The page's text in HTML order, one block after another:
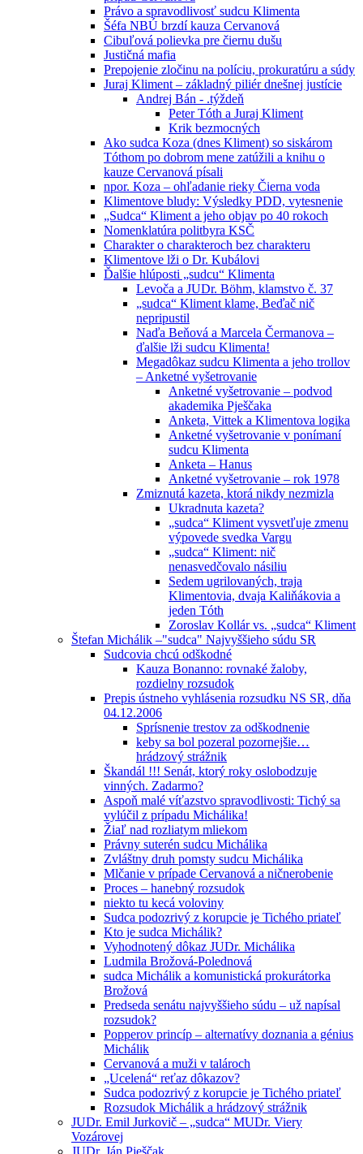
Právo a spravodlivosť sudcu Klimenta
Šéfa NBÚ brzdí kauza Cervanová
Cibuľová polievka pre čiernu dušu
Justičná mafia
Prepojenie zločinu na políciu, prokuratúru a súdy
Juraj Kliment – základný piliér dnešnej justície
Andrej Bán - .týždeň
Peter Tóth a Juraj Kliment
Krik bezmocných
Ako sudca Koza (dnes Kliment) so siskárom
Tóthom po dobrom mene zatúžili a knihu o
kauze Cervanová písali
npor. Koza – ohľadanie rieky Čierna voda
Klimentove bludy: Výsledky PDD, vytesnenie
„Sudca“ Kliment a jeho objav po 40 rokoch
Nomenklatúra politbyra KSČ
Charakter o charakteroch bez charakteru
Klimentove lži o Dr. Kubálovi
Ďalšie hlúposti „sudcu“ Klimenta
Levoča a JUDr. Böhm, klamstvo č. 37
„sudca“ Kliment klame, Beďač nič
nepripustil
Naďa Beňová a Marcela Čermanova –
ďalšie lži sudcu Klimenta!
Megadôkaz sudcu Klimenta a jeho trollov
– Anketné vyšetrovanie
Anketné vyšetrovanie – podvod
akademika Pješčaka
Anketa, Vittek a Klimentova logika
Anketné vyšetrovanie v ponímaní
sudcu Klimenta
Anketa – Hanus
Anketné vyšetrovanie – rok 1978
Zmiznutá kazeta, ktorá nikdy nezmizla
Ukradnuta kazeta?
„sudca“ Kliment vysvetľuje zmenu
výpovede svedka Vargu
„sudca“ Kliment: nič
nenasvedčovalo násiliu
Sedem ugrilovaných, traja
Klimentovia, dvaja Kaliňákovia a
jeden Tóth
Zoroslav Kollár vs. „sudca“ Kliment
Štefan Michálik –"sudca" Najvyššieho súdu SR
Sudcovia chcú odškodné
Kauza Bonanno: rovnaké žaloby,
rozdielny rozsudok
Prepis ústneho vyhlásenia rozsudku NS SR, dňa
04.12.2006
Sprísnenie trestov za odškodnenie
keby sa bol pozeral pozornejšie…
hrádzový strážnik
Škandál !!! Senát, ktorý roky oslobodzuje
vinných. Zadarmo?
Aspoň malé víťazstvo spravodlivosti: Tichý sa
vylúčil z prípadu Michálika!
Žiaľ nad rozliatym mliekom
Právny suterén sudcu Michálika
Zvláštny druh pomsty sudcu Michálika
Mlčanie v prípade Cervanová a ničnerobenie
Proces – hanebný rozsudok
niekto tu kecá voloviny
Sudca podozrivý z korupcie je Tichého priateľ
Kto je sudca Michálik?
Vyhodnotený dôkaz JUDr. Michálika
Ludmila Brožová-Polednová
sudca Michálik a komunistická prokurátorka
Brožová
Predseda senátu najvyššieho súdu – už napísal
rozsudok?
Popperov princíp – alternatívy doznania a génius
Michálik
Cervanová a muži v talároch
„Ucelená“ reťaz dôkazov?
Sudca podozrivý z korupcie je Tichého priateľ
Rozsudok Michálik a hrádzový strážnik
JUDr. Emil Jurkovič – „sudca“ MUDr. Viery
Vozárovej
JUDr. Ján Pješčak